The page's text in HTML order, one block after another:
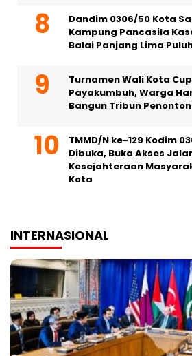
Dandim 0306/50 Kota
Kampung Pancasila
Balai Panjang Lima
Turnamen Wali Kota
Payakumbuh, Warga
Bangun Tribun Penonton
TMMD/N ke-129 Kodim
Dibuka, Buka Akses
Kesejahteraan
Kota
INTERNASIONAL